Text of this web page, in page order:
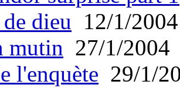
dieu 12/1/2004
mutin 27/1/2004
l'enquète 29/1/